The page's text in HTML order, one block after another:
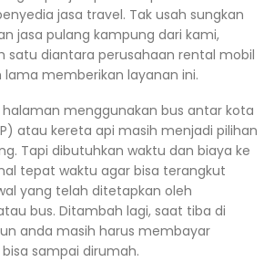
jasa travel. Tak usah sungkan
jasa pulang kampung dari kami,
satu diantara perusahaan rental mobil
lama memberikan layanan ini.
menggunakan bus antar kota
atau kereta api masih menjadi pilihan
Tapi dibutuhkan waktu dan biaya ke
tepat waktu agar bisa terangkut
yang telah ditetapkan oleh
bus. Ditambah lagi, saat tiba di
anda masih harus membayar
sampai dirumah.